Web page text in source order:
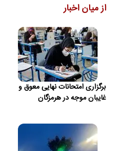
از میان اخبار
برگزاری امتحانات نهایی معوق و
غایبان موجه در هرمزگان